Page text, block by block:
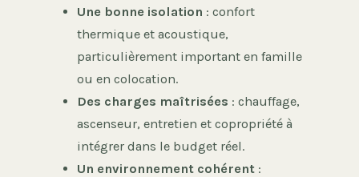
Une bonne isolation : confort
thermique et acoustique,
particulièrement important en famille
ou en colocation.
Des charges maîtrisées : chauffage,
ascenseur, entretien et copropriété à
intégrer dans le budget réel.
Un environnement cohérent :